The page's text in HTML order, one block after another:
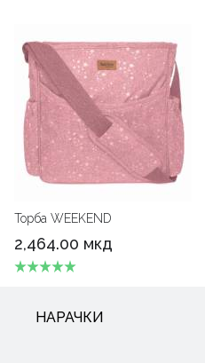
Торба WEEKEND
2,464.00 мкд
НАРАЧКИ